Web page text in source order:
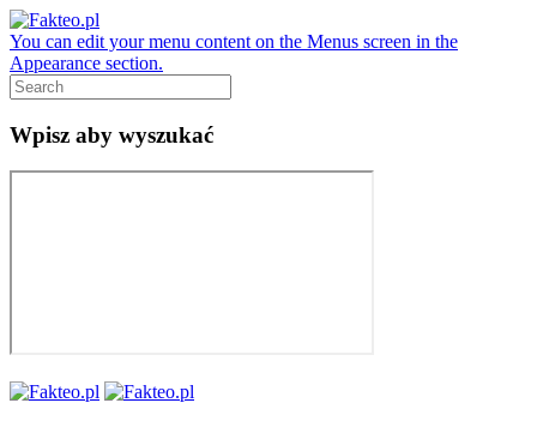
You can edit your menu content on the Menus screen in the
Appearance section.
Wpisz aby wyszukać